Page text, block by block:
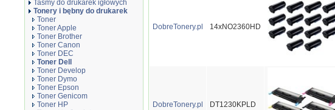
Taśmy do drukarek igłowych
Tonery i bębny do drukarek
Toner
Toner Apple
Toner Brother
Toner Canon
Toner DEC
Toner Dell
Toner Develop
Toner Dymo
Toner Epson
Toner Genicom
Toner HP
DobreTonery.pl 14xNO2360HD
DobreTonery.pl DT1230KPLD